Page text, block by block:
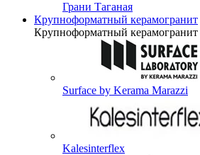
Грани Таганая
Крупноформатный керамогранит
Крупноформатный керамогранит
Surface by Kerama Marazzi
Kalesinterflex